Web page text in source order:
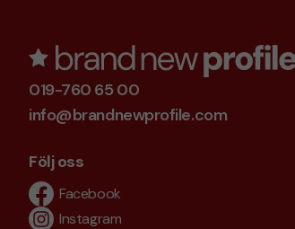
019-760 65 00
info@brandnewprofile.com
Följ oss
Facebook
Instagram